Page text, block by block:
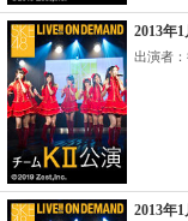
2013年
出演者：
2013年